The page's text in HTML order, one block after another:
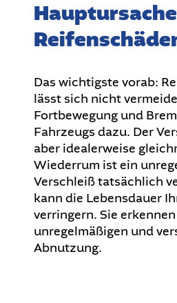
Das wichtigste vorab:
lässt sich nicht
Fortbewegung und
Fahrzeugs dazu. Der
aber idealerweise
Wiederrum ist ein
Verschleiß tatsächlich
kann die Lebensdauer
verringern. Sie
unregelmäßigen und
Abnutzung.